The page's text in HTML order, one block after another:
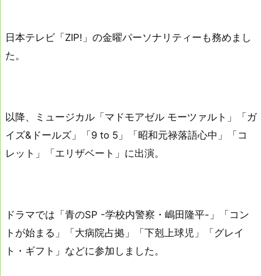
日本テレビ「ZIP!」の金曜パーソナリティーも務めまし
た。
以降、ミュージカル「マドモアゼル モーツァルト」「ガ
イズ&ドールズ」「9 to 5」「昭和元禄落語心中」「コ
レット」「エリザベート」に出演。
ドラマでは「青のSP -学校内警察・嶋田隆平-」「コン
トが始まる」「大病院占拠」「下剋上球児」「グレイ
ト・ギフト」などに参加しました。